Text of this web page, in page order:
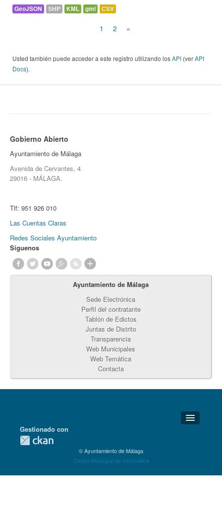
GeoJSON SHP KML gml CSV
1 2 »
Usted también puede acceder a este registro utilizando losAPI (verAPI
Docs).
Gobierno Abierto
Ayuntamiento de Málaga
Avenida de Cervantes, 4
29016 - MÁLAGA.
Tlf: 951 926 010
Las Cuentas Claras
Redes Sociales Ayuntamiento
Síguenos
Ayuntamiento de Málaga
Sede Electrónica
Perfil del contratante
Tablón de Edictos
Juntas de Distrito
Transparencia
Web Municipales
Web Temática
Contacta
Detalles Técnicos
Gestionado con
© Ayuntamiento de Málaga
Centro Municipal de Informática